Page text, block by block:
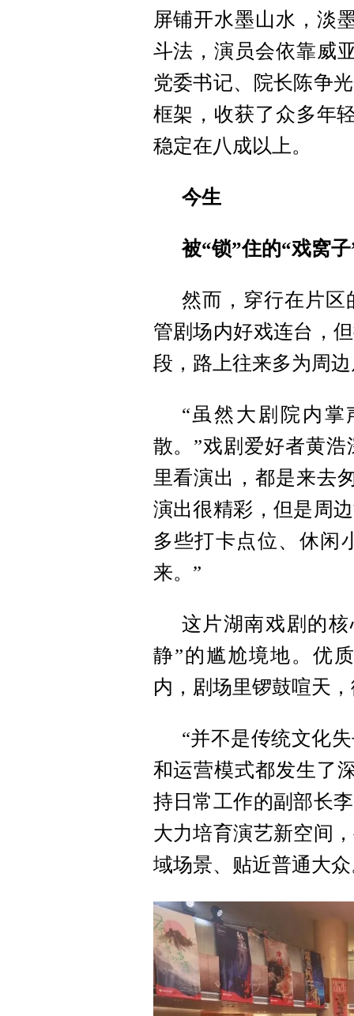
屏铺开水墨山水，淡
斗法，演员会依靠威
党委书记、院长陈争
框架，收获了众多年
稳定在八成以上。
今生
被“锁”住的“戏窝子
然而，穿行在片区
管剧场内好戏连台，
段，路上往来多为周
“虽然大剧院内
散。”戏剧爱好者黄
里看演出，都是来去
演出很精彩，但是周
多些打卡点位、休闲
来。”
这片湖南戏剧的
静”的尴尬境地。优
内，剧场里锣鼓喧天
“并不是传统文化
和运营模式都发生了
持日常工作的副部长
大力培育演艺新空间
域场景、贴近普通大